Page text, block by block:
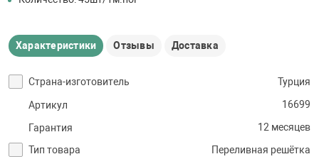
Характеристики Отзывы Доставка
Страна-изготовитель Турция
Артикул 16699
Гарантия
12 месяцев
Тип товара
Переливная решётка